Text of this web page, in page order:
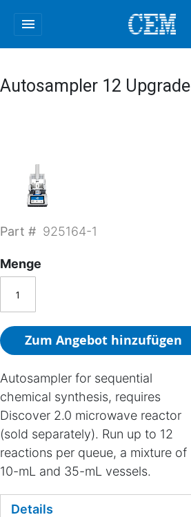
menu
Autosampler 12 Upgrade
Part # 925164-1
Menge
Zum Angebot hinzufügen
Autosampler for sequential
chemical synthesis, requires
Discover 2.0 microwave reactor
(sold separately). Run up to 12
reactions per queue, a mixture of
10-mL and 35-mL vessels.
Details